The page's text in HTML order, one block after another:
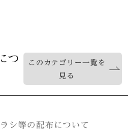
つ
このカテゴリー一覧を
見る
シ等の配布について